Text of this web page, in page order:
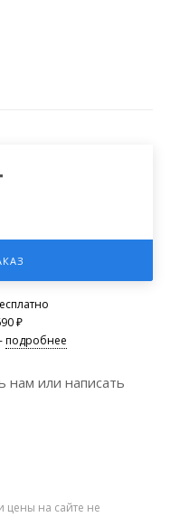
₽
подробнее
нам или написать
цены на сайте не